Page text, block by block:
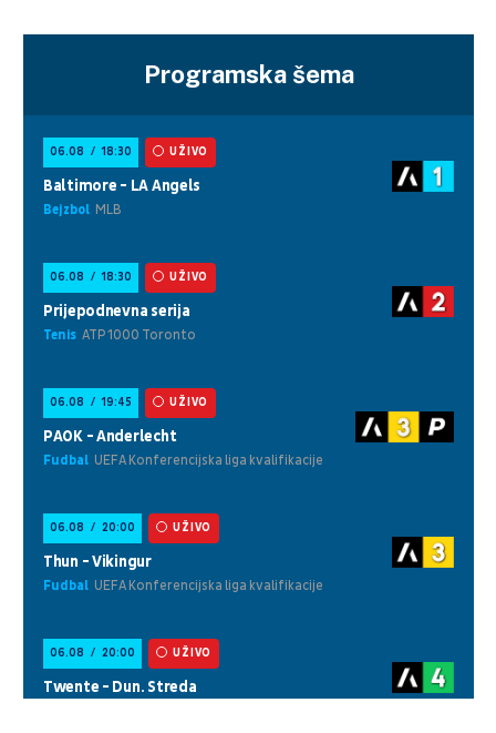
Programska šema